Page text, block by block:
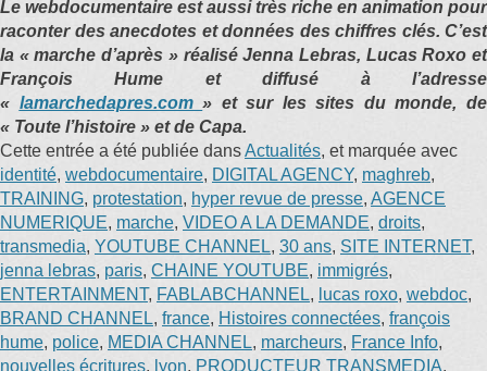
Le webdocumentaire est aussi très riche en animation pour
raconter des anecdotes et données des chiffres clés. C’est
la « marche d’après » réalisé Jenna Lebras, Lucas Roxo et
François Hume et diffusé à l’adresse
« lamarchedapres.com» et sur les sites du monde, de
« Toute l’histoire » et de Capa.
Cette entrée a été publiée dansActualités, et marquée avec
identité, webdocumentaire, DIGITAL AGENCY, maghreb,
TRAINING, protestation, hyper revue de presse, AGENCE
NUMERIQUE, marche, VIDEO A LA DEMANDE, droits,
transmedia, YOUTUBE CHANNEL, 30 ans, SITE INTERNET,
jenna lebras, paris, CHAINE YOUTUBE, immigrés,
ENTERTAINMENT, FABLABCHANNEL, lucas roxo, webdoc,
BRAND CHANNEL, france, Histoires connectées, françois
hume, police, MEDIA CHANNEL, marcheurs, France Info,
nouvelles écritures, lyon, PRODUCTEUR TRANSMEDIA,